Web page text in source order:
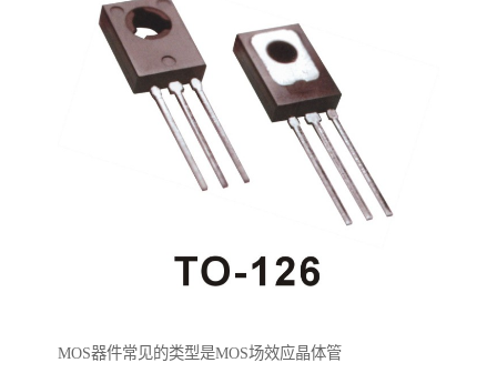
MOS器件常见的类型是MOS场效应晶体管